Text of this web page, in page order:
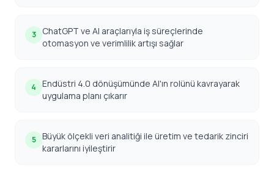
3
ChatGPT ve AI araçlarıyla iş süreçlerinde
otomasyon ve verimlilik artışı sağlar
4
Endüstri 4.0 dönüşümünde AI'ın rolünü kavrayarak
uygulama planı çıkarır
5
Büyük ölçekli veri analitiği ile üretim ve tedarik zinciri
kararlarını iyileştirir